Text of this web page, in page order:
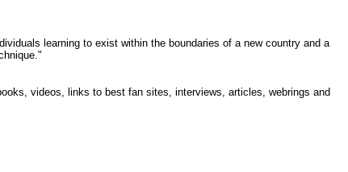
learning to exist within the boundaries of a new country and a
videos, links to best fan sites, interviews, articles, webrings and